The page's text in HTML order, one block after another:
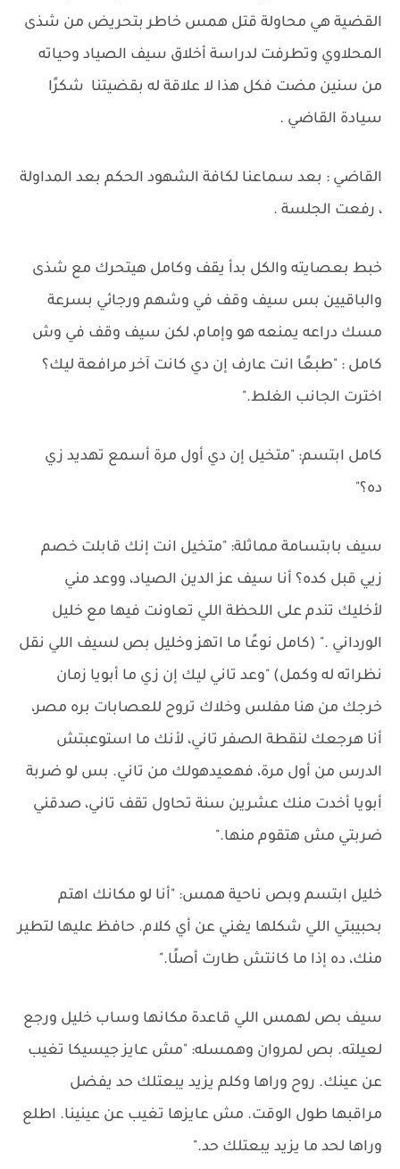
القضية هي محاولة قتل همس خاطر بتحريض من شذى
المحلاوي وتطرفت لدراسة أخلاق سيف الصياد وحياته
من سنين مضت فكل هذا لا علاقة له بقضيتنا شكرًا
سيادة القاضي .
القاضي : بعد سماعنا لكافة الشهود الحكم بعد المداولة
، رفعت الجلسة .
خبط بعصايته والكل بدأ يقف وكامل هيتحرك مع شذى
والباقيين بس سيف وقف في وشهم ورجائي بسرعة
مسك دراعه يمنعه هو وإمام، لكن سيف وقف في وش
كامل : "طبعًا انت عارف إن دي كانت آخر مرافعة ليك؟
اخترت الجانب الغلط."
كامل ابتسم: "متخيل إن دي أول مرة أسمع تهديد زي
ده؟"
سيف بابتسامة مماثلة: "متخيل انت إنك قابلت خصم
زيي قبل كده؟ أنا سيف عز الدين الصياد، ووعد مني
لأخليك تندم على اللحظة اللي تعاونت فيها مع خليل
الورداني ." (كامل نوعًا ما اتهز وخليل بص لسيف اللي نقل
نظراته له وكمل) "وعد تاني ليك إن زي ما أبويا زمان
خرجك من هنا مفلس وخلاك تروح للعصابات بره مصر،
أنا هرجعك لنقطة الصفر تاني، لأنك ما استوعبتش
الدرس من أول مرة، فهعيدهولك من تاني. بس لو ضربة
أبويا أخدت منك عشرين سنة تحاول تقف تاني، صدقني
ضربتي مش هتقوم منها."
خليل ابتسم وبص ناحية همس: "أنا لو مكانك اهتم
بحبيبتي اللي شكلها يغني عن أي كلام. حافظ عليها لتطير
منك، ده إذا ما كانتش طارت أصلًا."
سيف بص لهمس اللي قاعدة مكانها وساب خليل ورجع
لعيلته. بص لمروان وهمسله: "مش عايز جيسيكا تغيب
عن عينك. روح وراها وكلم يزيد يبعتلك حد يفضل
مراقبها طول الوقت. مش عايزها تغيب عن عينينا. اطلع
وراها لحد ما يزيد يبعتلك حد."